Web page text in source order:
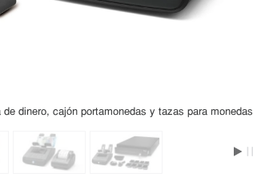
dinero, cajón portamonedas y tazas para monedas